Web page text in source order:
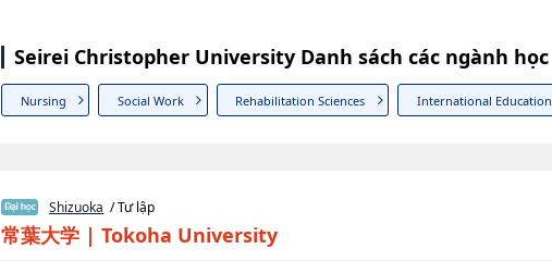
Seirei Christopher University Danh sách các ngành học
Nursing Social Work Rehabilitation Sciences International Education
Shizuoka / Tư lập
常葉大学 | Tokoha University